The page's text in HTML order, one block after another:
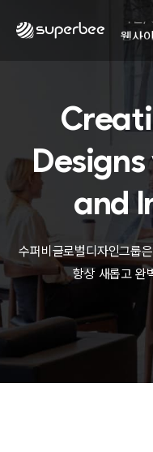
웹사
동영
웹사
사진
패키
동영
동영
동영
동영
동영
사진
사진
제품
동영
동영
and
수퍼비글로벌디자인그룹
항상 새롭고 완